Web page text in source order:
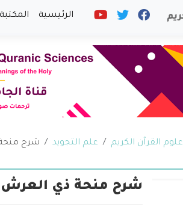
الرئيسية
علوم القرآن الكريم علم التجويد شرح
شرح منحة ذي العرش